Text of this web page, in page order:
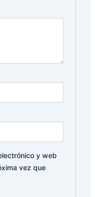
y web
vez que